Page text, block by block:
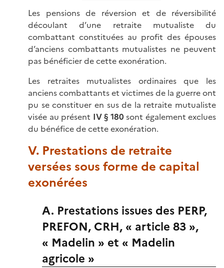
Les pensions de réversion et de réversibilité
découlant d’une retraite mutualiste du
combattant constituées au profit des épouses
d’anciens combattants mutualistes ne peuvent
pas bénéficier de cette exonération.
Les retraites mutualistes ordinaires que les
anciens combattants et victimes de la guerre ont
pu se constituer en sus de la retraite mutualiste
visée au présent IV § 180 sont également exclues
du bénéfice de cette exonération.
V. Prestations de retraite
versées sous forme de capital
exonérées
A. Prestations issues des PERP,
PREFON, CRH, « article 83 »,
« Madelin » et « Madelin
agricole »